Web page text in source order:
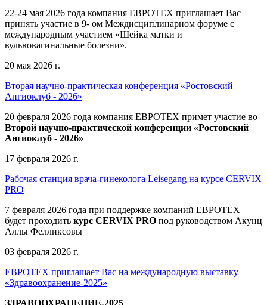
22-24 мая 2026 года компания ЕВРОТЕХ приглашает Вас
принять участие в 9- ом Междисциплинарном форуме с
международным участием «Шейка матки и
вульвовагинальные болезни».
20 мая 2026 г.
Вторая научно-практическая конференция «Ростовский
Ангиоклуб - 2026»
20 февраля 2026 года компания ЕВРОТЕХ примет участие во
Второй научно-практической конференции «Ростовский
Ангиоклуб - 2026»
17 февраля 2026 г.
Рабочая станция врача-гинеколога Leisegang на курсе CERVIX
PRO
7 февраля 2026 года при поддержке компаний ЕВРОТЕХ
будет проходить курс CERVIX PRO под руководством Акунц
Аллы Фелликсовы
03 февраля 2026 г.
ЕВРОТЕХ приглашает Вас на международную выставку
«Здравоохранение-2025»
ЗДРАВООХРАНЕНИЕ-2025